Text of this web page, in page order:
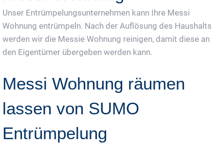
Unser Entrümpelungsunternehmen kann Ihre Messi
Wohnung entrümpeln. Nach der Auflösung des Haushalts
werden wir die Messie Wohnung reinigen, damit diese an
den Eigentümer übergeben werden kann.
Messi Wohnung räumen
lassen von SUMO
Entrümpelung